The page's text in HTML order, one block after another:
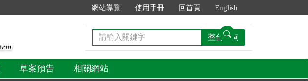
網站導覽 使用手冊 回首頁 English
請
輸
關
鍵
整合查詢
草案預告 相關網站